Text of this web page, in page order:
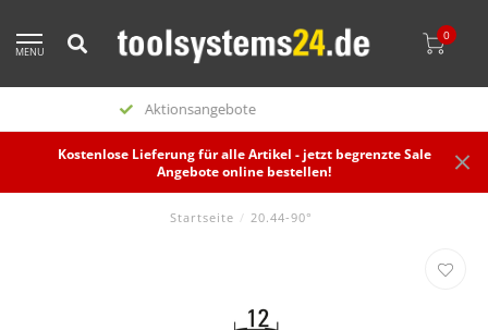
MENU
0
Sonderposten
Kostenlose Lieferung für alle Artikel - jetzt begrenzte Sale
Angebote online bestellen!
Startseite / 20.44-90°